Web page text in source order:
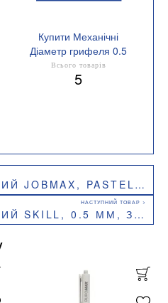
Купити Механічні
Діаметр грифеля 0.5
мм
Всього товарів
5
0,5 ММ, BUROMAX BM.8654
ЧОРНИЙ BUROMAX BM.8694-01